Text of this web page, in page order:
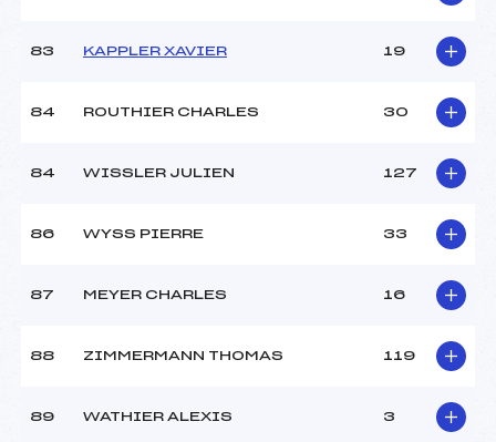
83 KAPPLER XAVIER 19
84 ROUTHIER CHARLES 30
84 WISSLER JULIEN 127
86 WYSS PIERRE 33
87 MEYER CHARLES 16
88 ZIMMERMANN THOMAS 119
89 WATHIER ALEXIS 3